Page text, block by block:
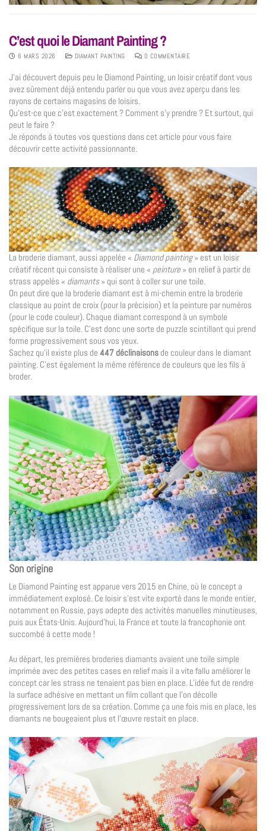
C’est quoi le Diamant Painting ?
6 MARS 2026 DIAMANT PAINTING 0 COMMENTAIRE
J’ai découvert depuis peu le Diamond Painting, un loisir créatif dont vous
avez sûrement déjà entendu parler ou que vous avez aperçu dans les
rayons de certains magasins de loisirs.
Qu’est-ce que c’est exactement ? Comment s’y prendre ? Et surtout, qui
peut le faire ?
Je réponds à toutes vos questions dans cet article pour vous faire
découvrir cette activité passionnante.
La broderie diamant, aussi appelée « Diamond painting» est un loisir
créatif récent qui consiste à réaliser une « peinture» en relief à partir de
strass appelés « diamants» qui sont à coller sur une toile.
On peut dire que la broderie diamant est à mi-chemin entre la broderie
classique au point de croix (pour la précision) et la peinture par numéros
(pour le code couleur). Chaque diamant correspond à un symbole
spécifique sur la toile. C’est donc une sorte de puzzle scintillant qui prend
forme progressivement sous vos yeux.
Sachez qu’il existe plus de 447 déclinaisons de couleur dans le diamant
painting. C’est également la même référence de couleurs que les fils à
broder.
Son origine
Le Diamond Painting est apparue vers 2015 en Chine, où le concept a
immédiatement explosé. Ce loisir s’est vite exporté dans le monde entier,
notamment en Russie, pays adepte des activités manuelles minutieuses,
puis aux États-Unis. Aujourd’hui, la France et toute la francophonie ont
succombé à cette mode !
Au départ, les premières broderies diamants avaient une toile simple
imprimée avec des petites cases en relief mais il a vite fallu améliorer le
concept car les strass ne tenaient pas bien en place. L’idée fut de rendre
la surface adhésive en mettant un film collant que l’on décolle
progressivement lors de sa création. Comme ça une fois mis en place, les
diamants ne bougeaient plus et l’œuvre restait en place.